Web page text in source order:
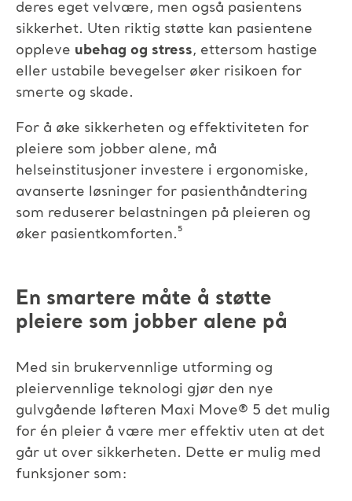
deres eget velvære, men også pasientens
sikkerhet. Uten riktig støtte kan pasientene
oppleve ubehag og stress, ettersom hastige
eller ustabile bevegelser øker risikoen for
smerte og skade.
For å øke sikkerheten og effektiviteten for
pleiere som jobber alene, må
helseinstitusjoner investere i ergonomiske,
avanserte løsninger for pasienthåndtering
som reduserer belastningen på pleieren og
øker pasientkomforten.⁵
En smartere måte å støtte
pleiere som jobber alene på
Med sin brukervennlige utforming og
pleiervennlige teknologi gjør den nye
gulvgående løfteren Maxi Move® 5 det mulig
for én pleier å være mer effektiv uten at det
går ut over sikkerheten. Dette er mulig med
funksjoner som: